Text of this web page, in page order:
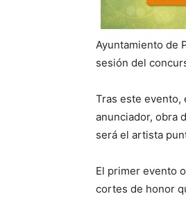
Ayuntamiento de
sesión del
Tras este evento,
anunciador, obra
será el artista
El primer evento
cortes de honor